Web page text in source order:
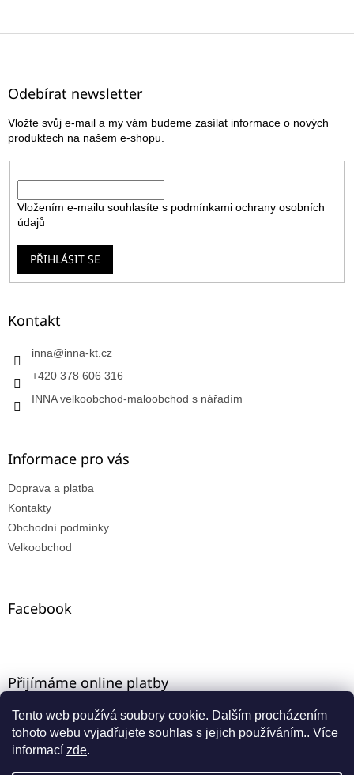
Tento web používá soubory cookie. Dalším procházením
tohoto webu vyjadřujete souhlas s jejich používáním.. Více
informací zde.
Z
Odebírat newsletter
Vložte svůj e-mail a my vám budeme zasílat informace o nových
produktech na našem e-shopu.
Vložením e-mailu souhlasíte s podmínkami ochrany osobních
údajů
PŘIHLÁSIT SE
Kontakt
inna@inna-kt.cz
+420 378 606 316
INNA velkoobchod-maloobchod s nářadím
Informace pro vás
Doprava a platba
Kontakty
Obchodní podmínky
Velkoobchod
Facebook
Přijímáme online platby